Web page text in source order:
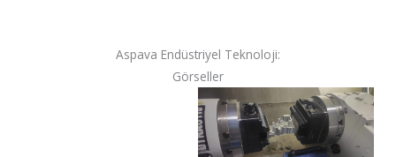
Aspava Endüstriyel Teknoloji:
Görseller